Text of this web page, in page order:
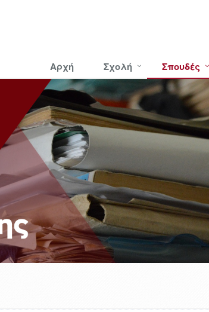
Αρχή Σχολή Σπουδές